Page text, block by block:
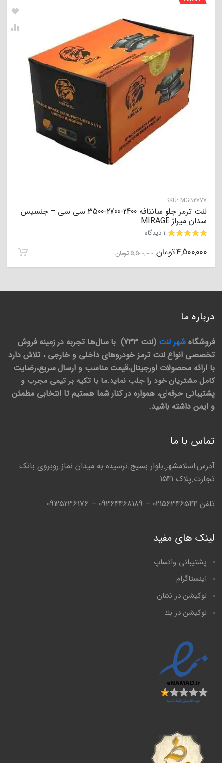
SKU: MGB2777
لنت ترمز جلو سانتافه 2400-2700-3500 سی سی – جنسیس
سدان میراژ MIRAGE
مشتری
1 دیدگاه
4,500,000تومان 5,500,000تومان
درباره ما
فروشگاه شهر لنت
(لنت 733) با سال‌ها تجربه در زمینه فروش
تخصصی انواع لنت ترمز خودروهای داخلی و خارجی ، تلاش دارد
با ارائه محصولات اورجینال،قیمت مناسب و ارسال سریع،رضایت
کامل مشتریان خود را جلب نماید.ما با تکیه بر تیمی مجرب و
پشتیبانی حرفه‌ای، همواره در کنار شما هستیم تا انتخابی مطمئن
و ایمن داشته باشید.
تماس با ما
آدرس:اسلامشهر.بلوار بسیج.نرسیده به میدان نماز.روبروی بانک
تجارت.پلاک 1541
تلفن 02156346544 – 09364468189 – 09125236176
لینک های مفید
پشتیبانی واتساپ
اینستاگرام
لوکیشن در نشان
لوکیشن در بلد